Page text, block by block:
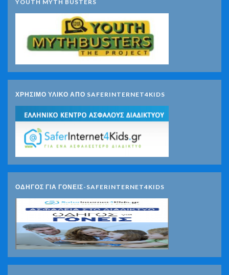
YOUTH MYTH BUSTERS
ΧΡΗΣΙΜΟ ΥΛΙΚΟ ΑΠΟ SAFERINTERNET4KIDS
ΟΔΗΓΟΣ ΓΙΑ ΓΟΝΕΙΣ-SAFERINTERNET4KIDS